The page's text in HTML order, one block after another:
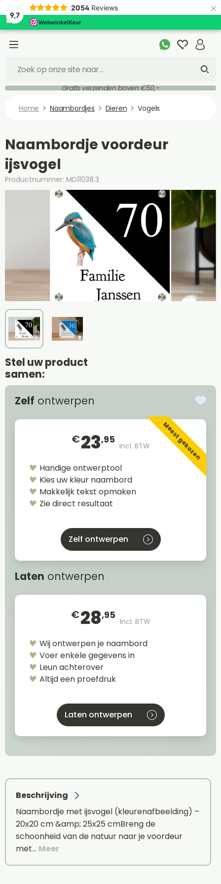
9,7
2054 Reviews ×
Gratis verzenden boven €50,-
Home Naambordjes Dieren Vogels
Naambordje voordeur
ijsvogel
Productnummer: MD11038.3
Stel uw product
samen:
Zelf ontwerpen
€23,95
Incl. BTW Meest gekozen
Handige ontwerptool
Kies uw kleur naambord
Makkelijk tekst opmaken
Zie direct resultaat
Zelf ontwerpen
Laten ontwerpen
€28,95
Incl. BTW
Wij ontwerpen je naambord
Voer enkele gegevens in
Leun achterover
Altijd een proefdruk
Laten ontwerpen
Beschrijving
Naambordje met ijsvogel (kleurenafbeelding) –
20x20 cm &amp; 25x25 cmBreng de
schoonheid van de natuur naar je voordeur
met… Meer